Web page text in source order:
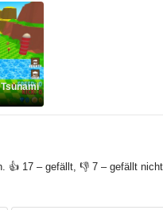
👍 17 – gefällt, 👎 7 – gefällt